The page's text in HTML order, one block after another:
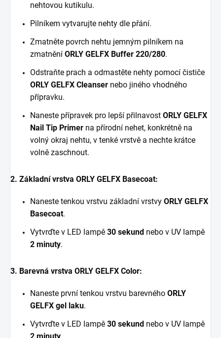
nehtovou kutikulu.
Pilníkem vytvarujte nehty dle přání.
Zmatněte povrch nehtu jemným pilníkem na
zmatnění ORLY GELFX Buffer 220/280.
Odstraňte prach a odmastěte nehty pomocí čističe
ORLY GELFX Cleanser nebo jiného vhodného
přípravku.
Naneste přípravek pro lepší přilnavost ORLY GELFX
Nail Tip Primer na přírodní nehet, konkrétně na
volný okraj nehtu, v tenké vrstvě a nechte krátce
volně zaschnout.
2. Základní vrstva ORLY GELFX Basecoat:
Naneste tenkou vrstvu základní vrstvy ORLY GELFX
Basecoat.
Vytvrďte v LED lampě 30 sekund nebo v UV lampě
2 minuty.
3. Barevná vrstva ORLY GELFX Color:
Naneste první tenkou vrstvu barevného ORLY
GELFX gel laku.
Vytvrďte v LED lampě 30 sekund nebo v UV lampě